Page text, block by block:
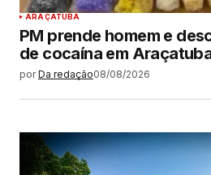
ARAÇATUBA
PM prende homem e
de cocaína em
por Da redação08/08/2026